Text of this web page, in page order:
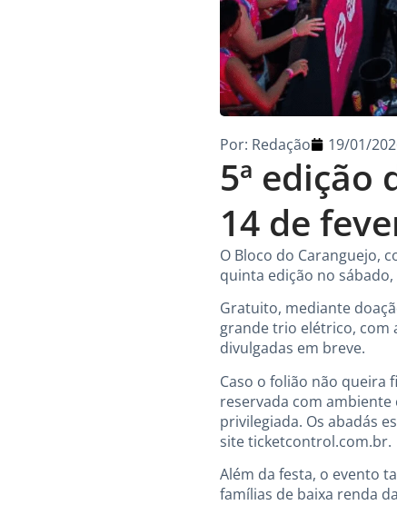
5ª edição
14 de
Por: Redação 19/01/
O Bloco do Caranguejo,
quinta edição no
Gratuito, mediante
grande trio elétrico, com
divulgadas em breve.
Caso o folião não queira
reservada com
privilegiada. Os abadás
site ticketcontrol.com.br.
Além da festa, o evento
famílias de baixa renda